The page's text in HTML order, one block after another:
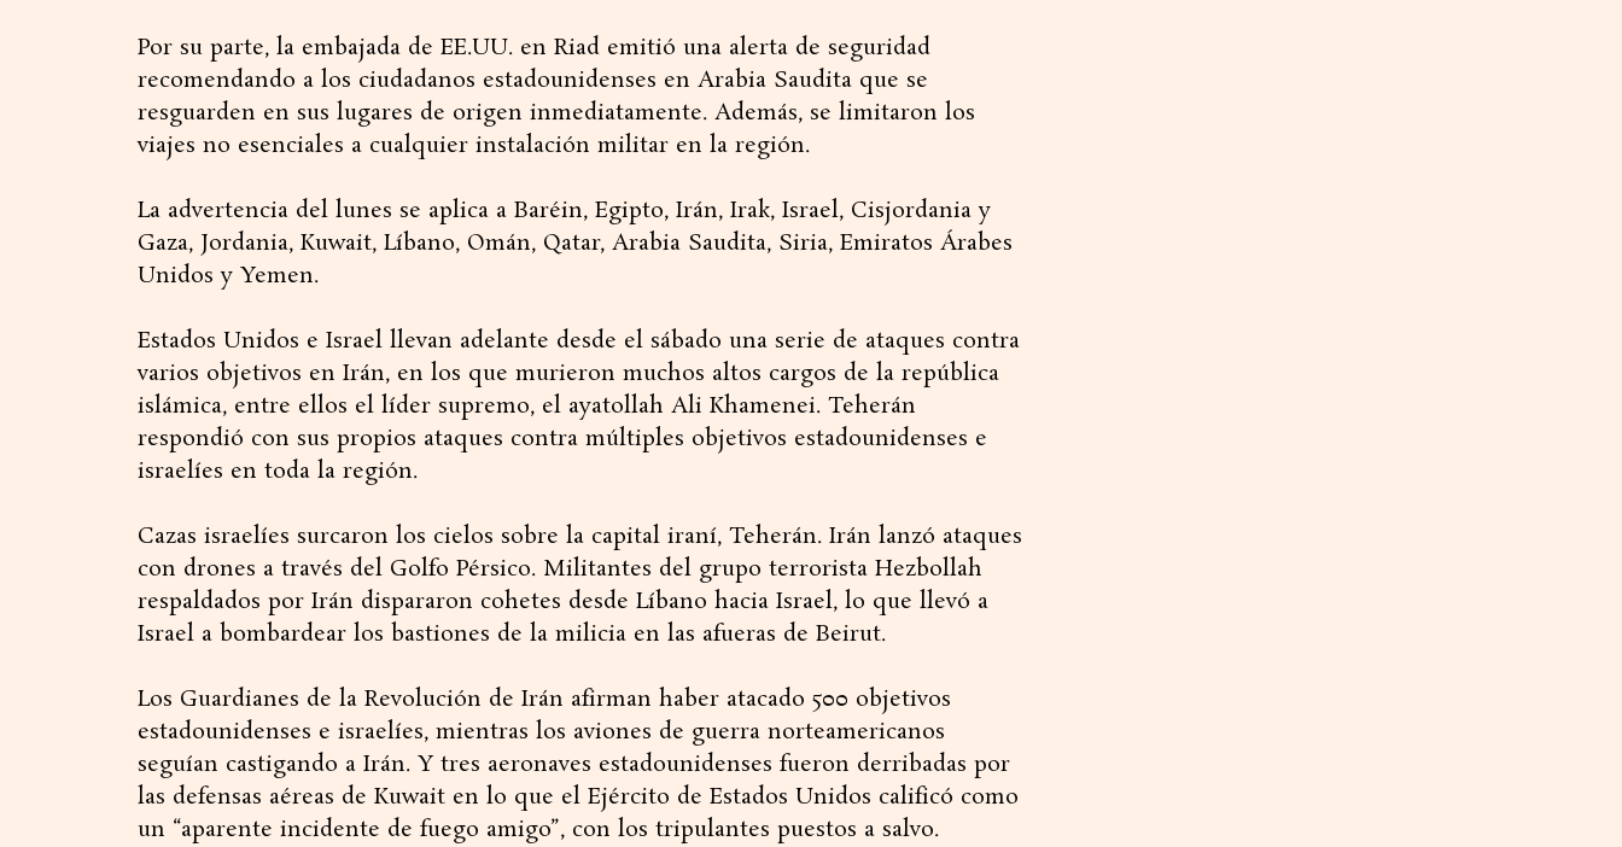
Por su parte, la embajada de EE.UU. en Riad emitió una alerta de seguridad
recomendando a los ciudadanos estadounidenses en Arabia Saudita que se
resguarden en sus lugares de origen inmediatamente. Además, se limitaron los
viajes no esenciales a cualquier instalación militar en la región.
La advertencia del lunes se aplica a Baréin, Egipto, Irán, Irak, Israel, Cisjordania y
Gaza, Jordania, Kuwait, Líbano, Omán, Qatar, Arabia Saudita, Siria, Emiratos Árabes
Unidos y Yemen.
Estados Unidos e Israel llevan adelante desde el sábado una serie de ataques contra
varios objetivos en Irán, en los que murieron muchos altos cargos de la república
islámica, entre ellos el líder supremo, el ayatollah Ali Khamenei. Teherán
respondió con sus propios ataques contra múltiples objetivos estadounidenses e
israelíes en toda la región.
Cazas israelíes surcaron los cielos sobre la capital iraní, Teherán. Irán lanzó ataques
con drones a través del Golfo Pérsico. Militantes del grupo terrorista Hezbollah
respaldados por Irán dispararon cohetes desde Líbano hacia Israel, lo que llevó a
Israel a bombardear los bastiones de la milicia en las afueras de Beirut.
Los Guardianes de la Revolución de Irán afirman haber atacado 500 objetivos
estadounidenses e israelíes, mientras los aviones de guerra norteamericanos
seguían castigando a Irán. Y tres aeronaves estadounidenses fueron derribadas por
las defensas aéreas de Kuwait en lo que el Ejército de Estados Unidos calificó como
un “aparente incidente de fuego amigo”, con los tripulantes puestos a salvo.